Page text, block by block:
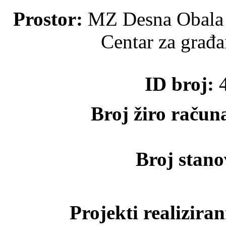
Prostor: MZ Desna
Centar za
ID broj:
Broj žiro
Broj
Projekti